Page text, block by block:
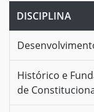
DISCIPLINA
Histórico e
de